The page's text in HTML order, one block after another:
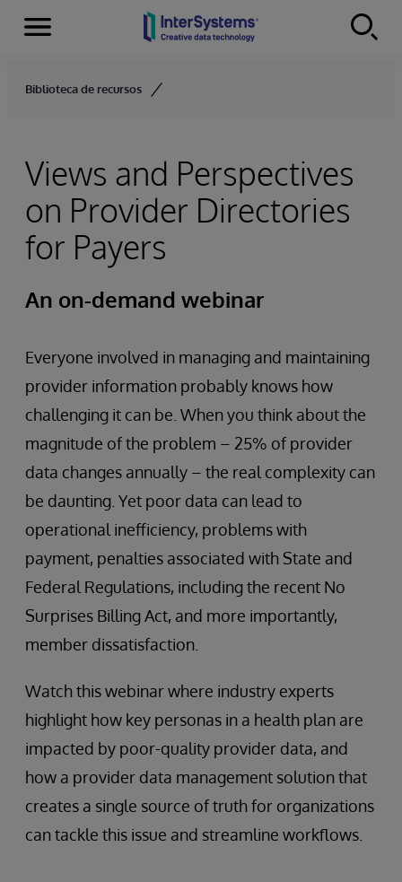
Skip to content
Menu
Biblioteca de recursos
Views and Perspectives
on Provider Directories
for Payers
An on-demand webinar
Everyone involved in managing and maintaining
provider information probably knows how
challenging it can be. When you think about the
magnitude of the problem – 25% of provider
data changes annually – the real complexity can
be daunting. Yet poor data can lead to
operational inefficiency, problems with
payment, penalties associated with State and
Federal Regulations, including the recent No
Surprises Billing Act, and more importantly,
member dissatisfaction.
Watch this webinar where industry experts
highlight how key personas in a health plan are
impacted by poor-quality provider data, and
how a provider data management solution that
creates a single source of truth for organizations
can tackle this issue and streamline workflows.